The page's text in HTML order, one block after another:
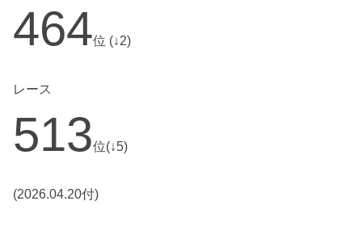
464位 (↓2)
レース
513位(↓5)
(2026.04.20付)